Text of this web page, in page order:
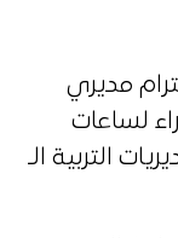
مديري
لساعات
التربية الـ